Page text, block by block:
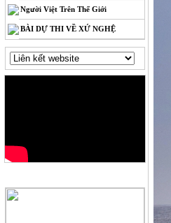
Người Việt Trên Thế Giới
BÀI DỰ THI VỀ XỨ NGHỆ